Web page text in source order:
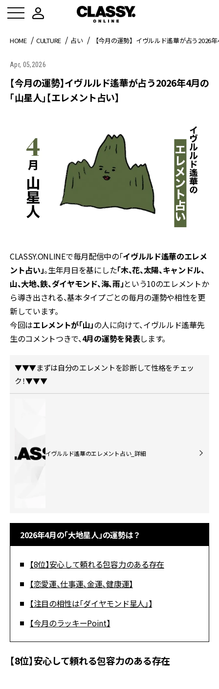
HOME CULTURE 占い 【今月の運勢】イヴルルド遙華が占う2026
Apr, 05,2026
【今月の運勢】イヴルルド遙華が占う2026年4月の
「山星人」【エレメント占い】
CLASSY.ONLINEで毎月配信中の「イヴルルド遙華のエレメ
ント占い」。生年月日を基にした「木、花、太陽、キャンドル、
山、大地、鉄、ダイヤモンド、海、雨」という10のエレメントか
ら導き出される、基本タイプごとの毎月の運勢や相性を更
新しています。
今回はエレメントが「山」の人に向けて、イヴルルド遙華先
生のコメントつきで、4月の運勢を発表します。
▼▼▼まずは自分のエレメントを診断して性格をチェッ
ク！▼▼▼
イヴルルド遙華のエレメント占い_詳細
2026年4月の「大地星人」の運勢は？
【8位】安心して頼れる包容力のある存在
【恋愛運、仕事運、金運、健康運】
【注目の相性は「ダイヤモンド星人」】
【今月のラッキーPoint】
【8位】安心して頼れる包容力のある存在